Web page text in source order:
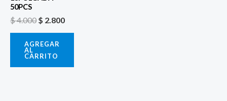
50PCS
$4.000 $ 2.800
AGREGAR
AL
CARRITO